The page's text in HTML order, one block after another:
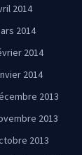
2014
2014
2014
2014
2013
2013
2013